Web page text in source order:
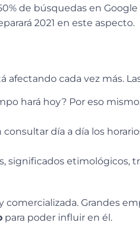
de búsquedas en
2021 en este aspecto.
cada vez más.
hará hoy? Por eso
día a día los
significados etimológicos,
Grandes
para poder influir en él.